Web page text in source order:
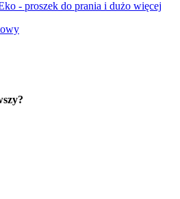
- proszek do prania i dużo więcej